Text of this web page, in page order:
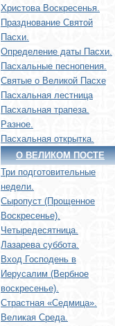
Христова Воскресенья.
Празднование Святой
Пасхи.
Определение даты Пасхи.
Пасхальные песнопения.
Святые о Великой Пасхе
Пасхальная лестница
Пасхальная трапеза.
Разное.
Пасхальная открытка.
О ВЕЛИКОМ ПОСТЕ
Три подготовительные
недели.
Сыропуст (Прощенное
Воскресенье).
Четыредесятница.
Лазарева суббота.
Вход Господень в
Иерусалим (Вербное
воскресенье).
Страстная «Седмица».
Великая Среда.